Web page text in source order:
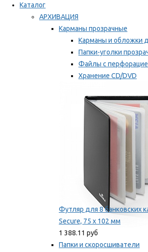
Каталог
АРХИВАЦИЯ
Карманы прозрачные
Карманы и обложки
Папки-уголки
Файлы с
Хранение CD/DVD
Мы рекомендуем
Футляр для 8 банковских
Secure, 75 х 102 мм
1 388.11 руб
Папки и скоросшиватели